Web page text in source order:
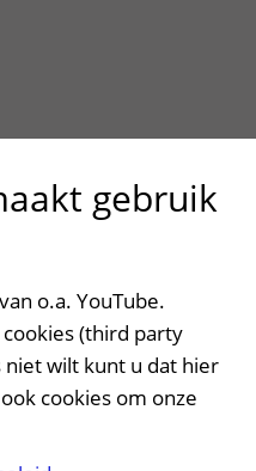
gebruik
o.a. YouTube.
(third party
niet wilt kunt u dat hier
cookies om onze